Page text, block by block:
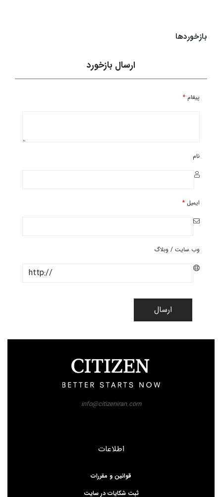
بازخوردها
ارسال بازخورد
پیغام *
نام
ایمیل *
وب سایت / وبلاگ
ارسال
info@citizeniran.com
اطلاعات
قوانین و مقررات
ثبت شکایات در سایت